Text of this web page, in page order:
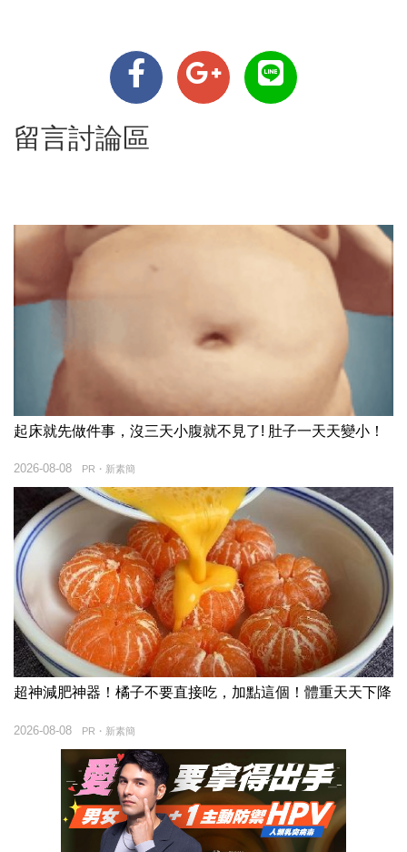
留言討論區
起床就先做件事，沒三天小腹就不見了! 肚子一天天變小！
PR・新素簡
2026-08-08
超神減肥神器！橘子不要直接吃，加點這個！體重天天下降
PR・新素簡
2026-08-08